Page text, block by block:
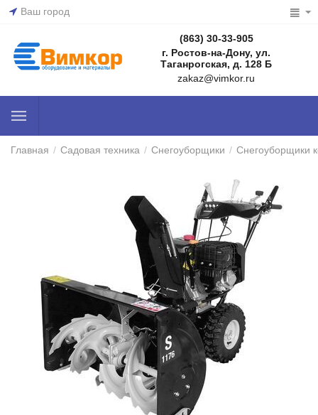
Ваш город
(863) 30-33-905
г. Ростов-на-Дону, ул.
Таганрогская, д. 128 Б
zakaz@vimkor.ru
Главная / Садовая техника / Снегоуборщики / Снегоуборщики